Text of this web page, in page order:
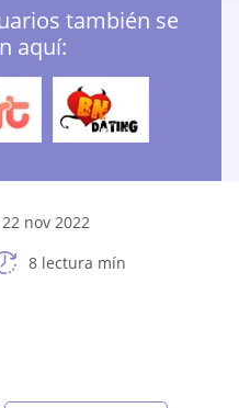
también se
aquí:
22 nov 2022
8 lectura mín